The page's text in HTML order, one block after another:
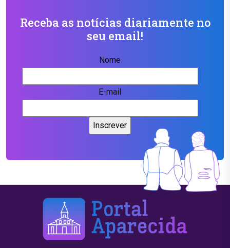
Receba as notícias diariamente no
seu email!
Nome
E-mail